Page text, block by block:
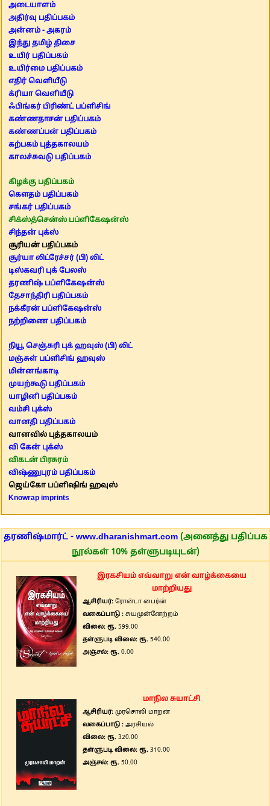
அடையாளம்
அதிர்வு பதிப்பகம்
அன்னம் - அகரம்
இந்து தமிழ் திசை
உயிர் பதிப்பகம்
உயிர்மை பதிப்பகம்
எதிர் வெளியீடு
க்ரியா வெளியீடு
ஃபிங்கர் பிரிண்ட் பப்ளிசிங்
கண்ணதாசன் பதிப்பகம்
கண்ணப்பன் பதிப்பகம்
கற்பகம் புத்தகாலயம்
காலச்சுவடு பதிப்பகம்
கிழக்கு பதிப்பகம்
கௌதம் பதிப்பகம்
சங்கர் பதிப்பகம்
சிக்ஸ்த்சென்ஸ் பப்ளிகேஷன்ஸ்
சிந்தன் புக்ஸ்
சூரியன் பதிப்பகம்
சூர்யா லிட்ரேச்சர் (பி) லிட்
டிஸ்கவரி புக் பேலஸ்
தரணிஷ் பப்ளிகேஷன்ஸ்
தேசாந்திரி பதிப்பகம்
நக்கீரன் பப்ளிகேஷன்ஸ்
நற்றிணை பதிப்பகம்
நியூ செஞ்சுரி புக் ஹவுஸ் (பி) லிட்
மஞ்சுள் பப்ளிசிங் ஹவுஸ்
மின்னங்காடி
முயற்கூடு பதிப்பகம்
யாழினி பதிப்பகம்
வம்சி புக்ஸ்
வானதி பதிப்பகம்
வானவில் புத்தகாலயம்
வி கேன் புக்ஸ்
விகடன் பிரசுரம்
விஷ்ணுபுரம் பதிப்பகம்
ஜெய்கோ பப்ளிஷிங் ஹவுஸ்
Knowrap imprints
தரணிஷ்மார்ட் - www.dharanishmart.com (அனைத்து பதிப்பக
நூல்கள் 10% தள்ளுபடியுடன்)
இரகசியம் எவ்வாறு என் வாழ்க்கையை
மாற்றியது
ஆசிரியர்: ரோன்டா பைர்ன்
வகைப்பாடு : சுயமுன்னேற்றம்
விலை: ரூ. 599.00
தள்ளுபடி விலை: ரூ. 540.00
அஞ்சல்: ரூ. 0.00
மாநில சுயாட்சி
ஆசிரியர்: முரசொலி மாறன்
வகைப்பாடு : அரசியல்
விலை: ரூ. 320.00
தள்ளுபடி விலை: ரூ. 310.00
அஞ்சல்: ரூ. 50.00